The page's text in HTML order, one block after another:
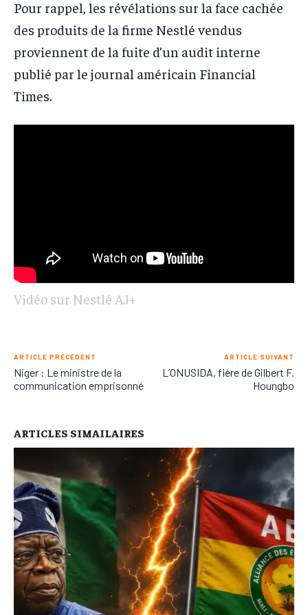
Pour rappel, les révélations sur la face cachée
des produits de la firme Nestlé vendus
proviennent de la fuite d’un audit interne
publié par le journal américain Financial
Times.
Vidéo sur Nestlé AJ+
ARTICLE PRÉCÉDENT
Niger : Le ministre de la
communication emprisonné
ARTICLE SUIVANT
L’ONUSIDA, fière de Gilbert F.
Houngbo
ARTICLES SIMAILAIRES